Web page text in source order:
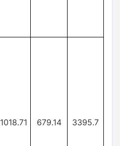
1018.71 679.14 3395.7